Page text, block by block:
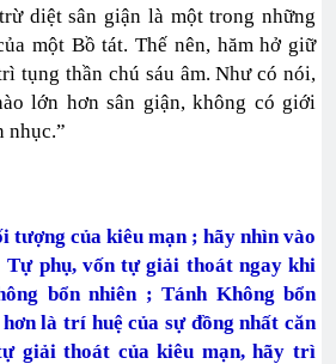
diệt sân giận là một trong những
một Bồ tát. Thế nên, hăm hở giữ
tụng thần chú sáu âm. Như có nói,
lớn hơn sân giận, không có giới
nhục.”
tượng của kiêu mạn ; hãy nhìn vào
phụ, vốn tự giải thoát ngay khi
bổn nhiên ; Tánh Không bổn
là trí huệ của sự đồng nhất căn
giải thoát của kiêu mạn, hãy trì